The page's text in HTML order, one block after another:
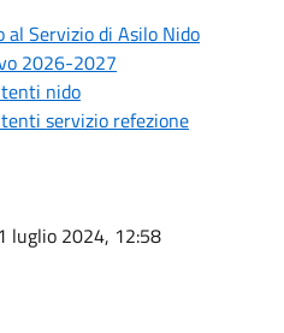
al Servizio di Asilo Nido
2026-2027
nido
servizio refezione
luglio 2024, 12:58